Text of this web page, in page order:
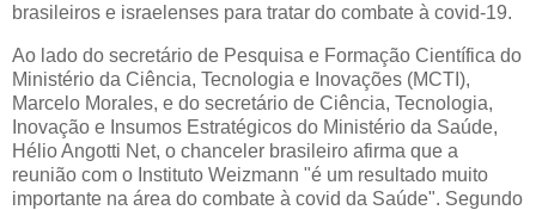
brasileiros e israelenses para tratar do combate à covid-19.
Ao lado do secretário de Pesquisa e Formação Científica do
Ministério da Ciência, Tecnologia e Inovações (MCTI),
Marcelo Morales, e do secretário de Ciência, Tecnologia,
Inovação e Insumos Estratégicos do Ministério da Saúde,
Hélio Angotti Net, o chanceler brasileiro afirma que a
reunião com o Instituto Weizmann "é um resultado muito
importante na área do combate à covid da Saúde". Segundo